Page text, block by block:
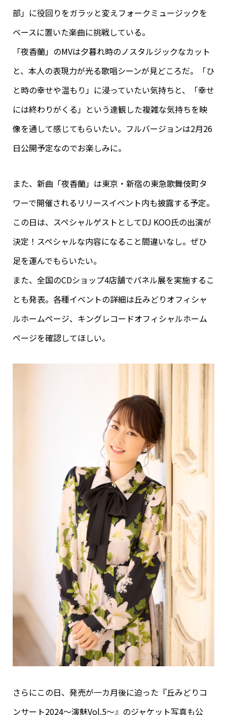
部」に役回りをガラッと変えフォークミュージックを
ベースに置いた楽曲に挑戦している。
「夜香蘭」のMVは夕暮れ時のノスタルジックなカット
と、本人の表現力が光る歌唱シーンが見どころだ。「ひ
と時の幸せや温もり」に浸っていたい気持ちと、「幸せ
には終わりがくる」という達観した複雑な気持ちを映
像を通して感じてもらいたい。フルバージョンは2月26
日公開予定なのでお楽しみに。
また、新曲「夜香蘭」は東京・新宿の東急歌舞伎町タ
ワーで開催されるリリースイベント内も披露する予定。
この日は、スペシャルゲストとしてDJ KOO氏の出演が
決定！スペシャルな内容になること間違いなし。ぜひ
足を運んでもらいたい。
また、全国のCDショップ4店舗でパネル展を実施するこ
とも発表。各種イベントの詳細は丘みどりオフィシャ
ルホームページ、キングレコードオフィシャルホーム
ページを確認してほしい。
さらにこの日、発売が一カ月後に迫った『丘みどりコ
ンサート2024～演魅Vol.5～』のジャケット写真も公